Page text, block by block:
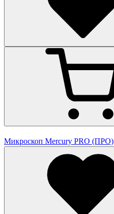
Микроскоп Mercury PRO (ПРО)